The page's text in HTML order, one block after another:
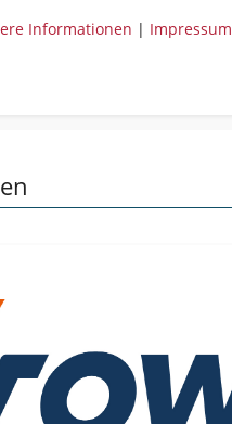
Informationen | Impressum